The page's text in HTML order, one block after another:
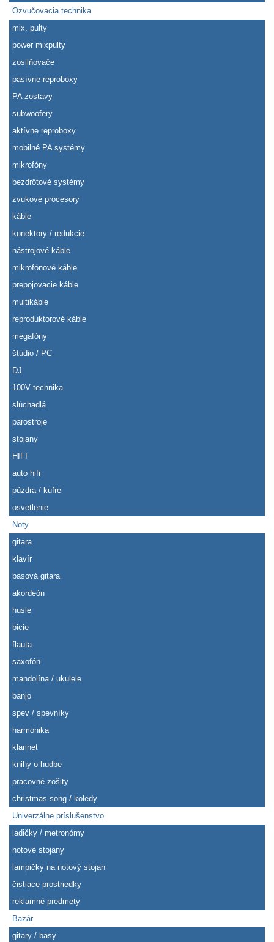
Ozvučovacia technika
mix. pulty
power mixpulty
zosilňovače
pasívne reproboxy
PA zostavy
subwoofery
aktívne reproboxy
mobilné PA systémy
mikrofóny
bezdrôtové systémy
zvukové procesory
káble
konektory / redukcie
nástrojové káble
mikrofónové káble
prepojovacie káble
multikáble
reproduktorové káble
megafóny
štúdio / PC
DJ
100V technika
slúchadlá
parostroje
stojany
HIFI
auto hifi
púzdra / kufre
osvetlenie
Noty
gitara
klavír
basová gitara
akordeón
husle
bicie
flauta
saxofón
mandolína / ukulele
banjo
spev / spevníky
harmonika
klarinet
knihy o hudbe
pracovné zošity
christmas song / koledy
Univerzálne príslušenstvo
ladičky / metronómy
notové stojany
lampičky na notový stojan
čistiace prostriedky
reklamné predmety
Bazár
gitary / basy